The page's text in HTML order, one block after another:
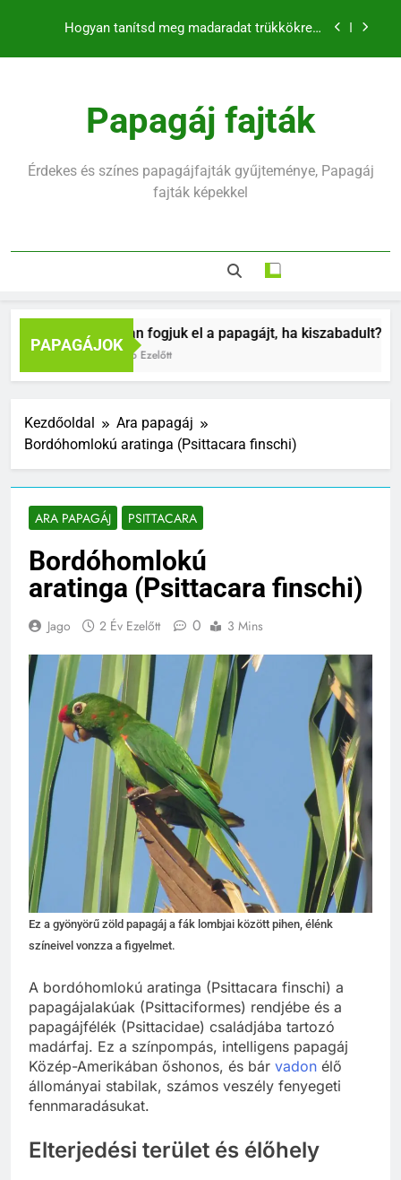
Mennyit alszik egy hullámos papagáj?
Hogyan fogjuk el a papagájt, ha kiszabadult?
Mennyit alszik egy hullámos papagáj?
Papagáj fajták
Érdekes és színes papagájfajták gyűjteménye, Papagáj
fajták képekkel
PAPAGÁJOK
Hogyan fogjuk el a papagájt, ha kiszabadult?
9 Hónap Ezelőtt
Kezdőoldal
Ara papagáj
Bordóhomlokú aratinga (Psittacara finschi)
ARA PAPAGÁJ PSITTACARA
Bordóhomlokú
aratinga (Psittacara finschi)
Jago 2 Év Ezelőtt 0 3 Mins
Ez a gyönyörű zöld papagáj a fák lombjai között pihen, élénk
színeivel vonzza a figyelmet.
A bordóhomlokú aratinga (Psittacara finschi) a
papagájalakúak (Psittaciformes) rendjébe és a
papagájfélék (Psittacidae) családjába tartozó
madárfaj. Ez a színpompás, intelligens papagáj
Közép-Amerikában őshonos, és bár vadon élő
állományai stabilak, számos veszély fenyegeti
fennmaradásukat.
Elterjedési terület és élőhely